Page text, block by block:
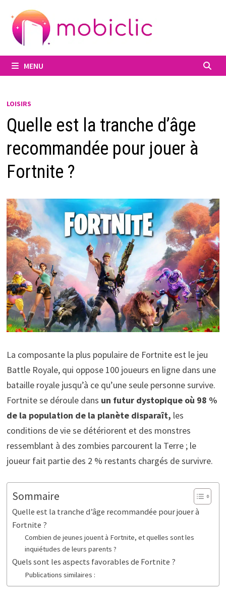
contenu
MENU
LOISIRS
Quelle est la tranche d’âge
recommandée pour jouer à
Fortnite ?
La composante la plus populaire de Fortnite est le jeu
Battle Royale, qui oppose 100 joueurs en ligne dans une
bataille royale jusqu’à ce qu’une seule personne survive.
Fortnite se déroule dans un futur dystopique où 98 %
de la population de la planète disparaît, les
conditions de vie se détériorent et des monstres
ressemblant à des zombies parcourent la Terre ; le
joueur fait partie des 2 % restants chargés de survivre.
Sommaire
Quelle est la tranche d’âge recommandée pour jouer à
Fortnite ?
Combien de jeunes jouent à Fortnite, et quelles sont les
inquiétudes de leurs parents ?
Quels sont les aspects favorables de Fortnite ?
Publications similaires :